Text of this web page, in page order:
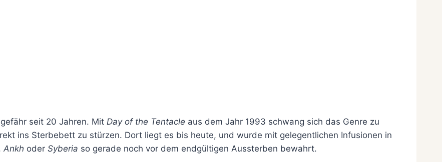
seit 20 Jahren. Mit Day of the Tentacle aus dem Jahr 1993 schwang sich das Genre zu
ins Sterbebett zu stürzen. Dort liegt es bis heute, und wurde mit gelegentlichen Infusionen in
Ankh oder Syberia so gerade noch vor dem endgültigen Aussterben bewahrt.